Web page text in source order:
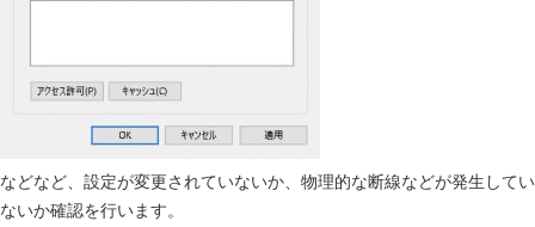
などなど、設定が変更されていないか、物理的な断線などが発生してい
ないか確認を行います。